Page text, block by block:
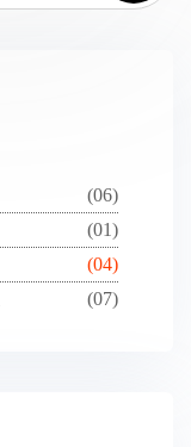
(06)
(01)
(04)
(07)